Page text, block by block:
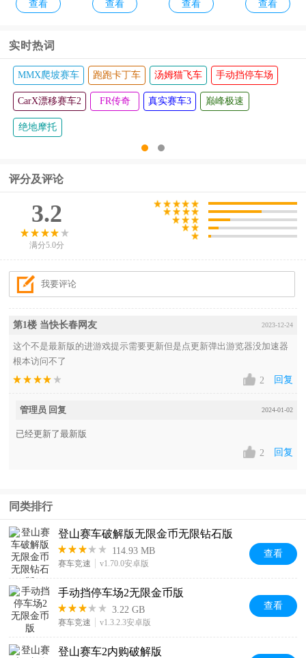
车官方竞
查看
查看
最新版
查看
老版本
查看
实时热词
MMX爬坡赛车 跑跑卡丁车 汤姆猫飞车 手动挡停车场
CarX漂移赛车2 FR传奇 真实赛车3 巅峰极速
绝地摩托
评分及评论
3.2
满分5.0分
第1楼 当快长春网友 2023-12-24
这个不是最新版的进游戏提示需要更新但是点更新弹出游览器没加速器
根本访问不了
2
回复
管理员 回复 2024-01-02
已经更新了最新版
2
回复
同类排行
登山赛车破解版无限金币无限钻石版
114.93 MB
赛车竞速 v1.70.0安卓版
查看
手动挡停车场2无限金币版
3.22 GB
赛车竞速 v1.3.2.3安卓版
查看
登山赛车2内购破解版